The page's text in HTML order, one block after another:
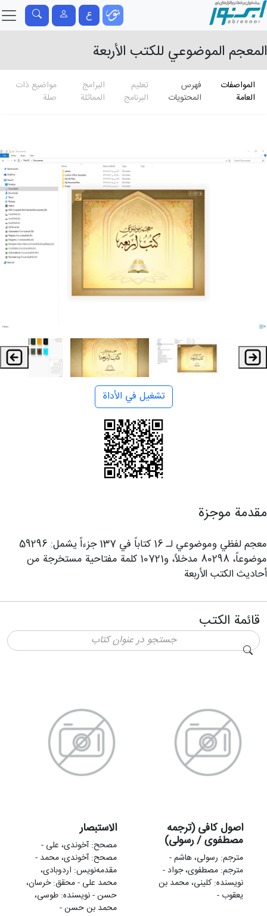
ع
المعجم الموضوعي للکتب الأربعة
المواصفات
العامة
فهرس
المحتويات
تعلیم
البرنامج
البرامج
المماثلة
مواضيع ذات
صلة
تشغيل في الأداة
مقدمة موجزة
معجم لفظي وموضوعي لـ 16 کتاباً في 137 جزءاً يشمل: 59296
موضوعاً، 80298 مدخلاً، و10721 كلمة مفتاحية مستخرجة من
أحاديث الكتب الأربعة
قائمة الكتب
اصول كافى (ترجمه
مصطفوی / رسولی)
مترجم: رسولی، هاشم -
مترجم: مصطفوی، جواد -
نویسنده: کلینی، محمد بن
یعقوب -
الاستبصار
مصحح: آخوندی، علی -
مصحح: آخوندی، محمد -
مقدمه‌نويس: اردوبادی،
محمد علی - محقق: خرسان،
حسن - نویسنده: طوسی،
محمد بن حسن -